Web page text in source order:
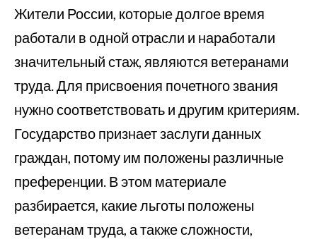
Жители России, которые долгое время
работали в одной отрасли и наработали
значительный стаж, являются ветеранами
труда. Для присвоения почетного звания
нужно соответствовать и другим критериям.
Государство признает заслуги данных
граждан, потому им положены различные
преференции. В этом материале
разбирается, какие льготы положены
ветеранам труда, а также сложности,